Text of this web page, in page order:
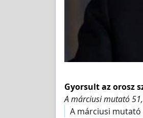
Gyorsult az orosz
A márciusi mutató
A márciusi